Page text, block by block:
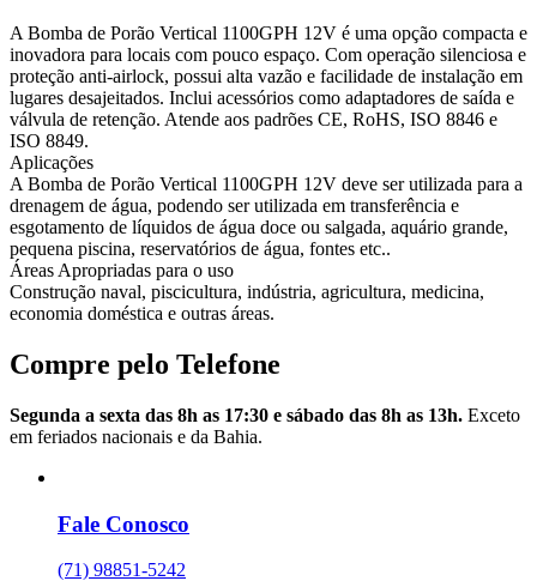
A Bomba de Porão Vertical 1100GPH 12V é uma opção compacta e
inovadora para locais com pouco espaço. Com operação silenciosa e
proteção anti-airlock, possui alta vazão e facilidade de instalação em
lugares desajeitados. Inclui acessórios como adaptadores de saída e
válvula de retenção. Atende aos padrões CE, RoHS, ISO 8846 e
ISO 8849.
Aplicações
A Bomba de Porão Vertical 1100GPH 12V deve ser utilizada para a
drenagem de água, podendo ser utilizada em transferência e
esgotamento de líquidos de água doce ou salgada, aquário grande,
pequena piscina, reservatórios de água, fontes etc..
Áreas Apropriadas para o uso
Construção naval, piscicultura, indústria, agricultura, medicina,
economia doméstica e outras áreas.
Compre pelo Telefone
Segunda a sexta das 8h as 17:30 e sábado das 8h as 13h. Exceto
em feriados nacionais e da Bahia.
Fale Conosco
(71) 98851-5242